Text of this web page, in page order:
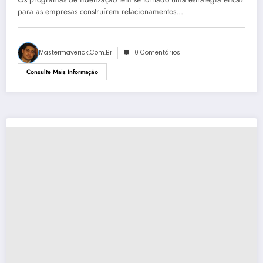
para as empresas construírem relacionamentos…
Mastermaverick.com.br 0 Comentários
Consulte Mais Informação